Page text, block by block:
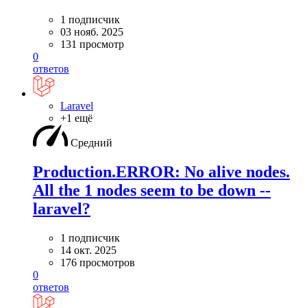
1 подписчик
03 нояб. 2025
131 просмотр
0
ответов
Laravel
+1 ещё
Средний
Production.ERROR: No alive nodes.
All the 1 nodes seem to be down --
laravel?
1 подписчик
14 окт. 2025
176 просмотров
0
ответов